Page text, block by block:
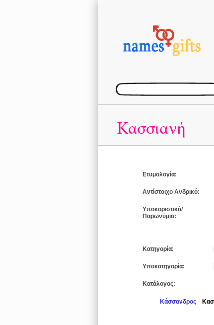
Κασσιανή
Ετυμολογία:
Αντίστοιχο Ανδρικό:
Υποκοριστικά/
Παρωνύμια:
Κατηγορία:
Υποκατηγορία:
Κατάλογος:
Κάσσανδρος